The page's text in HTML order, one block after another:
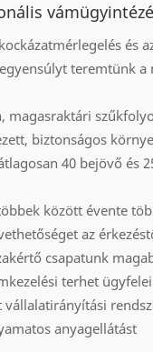
és
teremtünk a
magasraktári
biztonságos
40 bejövő és
között évente
az
csapatunk
terhet
anyagellátást